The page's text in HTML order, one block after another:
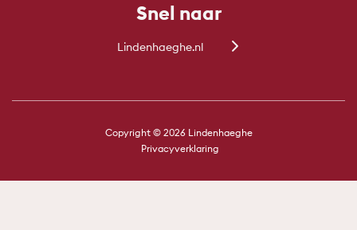
Snel naar
Lindenhaeghe.nl
Copyright © 2026 Lindenhaeghe
Privacyverklaring